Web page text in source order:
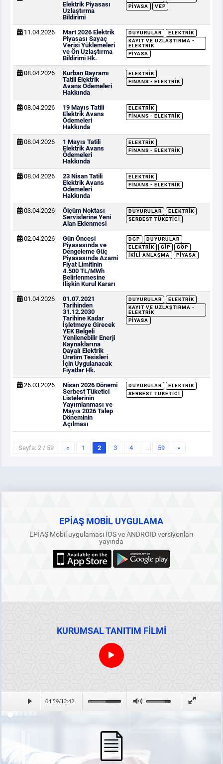
Elektrik Piyasası
Uzlaştırma
Bildirimi
PIYASA
VEP
11.04.2026
Mart 2026 Elektrik
Piyasası Sayaç
Verisi Yüklemeleri
ve Ön Uzlaştırma
Bildirimi Hk.
DUYURULAR
ELEKTRIK
KAYIT VE UZLAŞTIRMA -
ELEKTRIK
PIYASA
08.04.2026
Kurban Bayramı
Tatili Elektrik
Avans Ödemeleri
Hakkında
ELEKTRIK
FINANS - ELEKTRIK
08.04.2026
19 Mayıs Tatili
Elektrik Avans
Ödemeleri
Hakkında
ELEKTRIK
FINANS - ELEKTRIK
08.04.2026
1 Mayıs Tatili
Elektrik Avans
Ödemeleri
Hakkında
ELEKTRIK
FINANS - ELEKTRIK
08.04.2026
23 Nisan Tatili
Elektrik Avans
Ödemeleri
Hakkında
ELEKTRIK
FINANS - ELEKTRIK
03.04.2026
Ölçüm Noktası
Servislerine Yeni
Alan Eklenmesi
DUYURULAR
ELEKTRIK
SERBEST TÜKETICI
02.04.2026
Gün Öncesi
Piyasasında ve
Dengeleme Güç
Piyasasında Azami
Fiyat Limitinin
4.500 TL/MWh
Belirlenmesine
İlişkin Kurul Kararı
DGP
DUYURULAR
ELEKTRIK
GİP
GÖP
İKILI ANLAŞMA
PIYASA
01.04.2026
01.07.2021
Tarihinden
31.12.2030
Tarihine Kadar
İşletmeye Girecek
YEK Belgeli
Yenilenebilir Enerji
Kaynaklarına
Dayalı Elektrik
Üretim Tesisleri
İçin Uygulanacak
Fiyatlar Hk.
DUYURULAR
ELEKTRIK
KAYIT VE UZLAŞTIRMA -
ELEKTRIK
PIYASA
26.03.2026
Nisan 2026 Dönemi
Serbest Tüketici
Listelerinin
Yayımlanması ve
Mayıs 2026 Talep
Döneminin
Açılması
DUYURULAR
ELEKTRIK
SERBEST TÜKETICI
Sayfa: 2 / 59 « 1 2 3 4 … 59 »
EPİAŞ MOBİL UYGULAMA
EPİAŞ Mobil uygulaması IOS ve ANDROID versiyonları
yayında
KURUMSAL TANITIM FİLMİ